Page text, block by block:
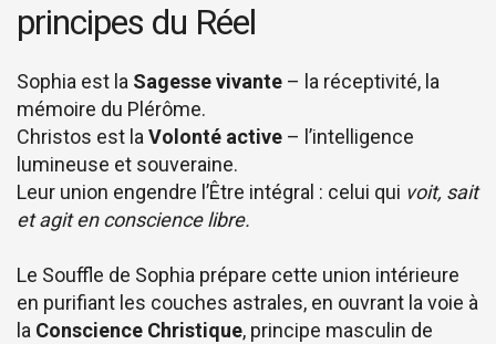
principes du Réel
Sophia est la Sagesse vivante – la réceptivité, la
mémoire du Plérôme.
Christos est laVolonté active – l’intelligence
lumineuse et souveraine.
Leur union engendre l’Être intégral : celui qui voit, sait
et agit en conscience libre.
Le Souffle de Sophia prépare cette union intérieure
en purifiant les couches astrales, en ouvrant la voie à
la Conscience Christique, principe masculin de